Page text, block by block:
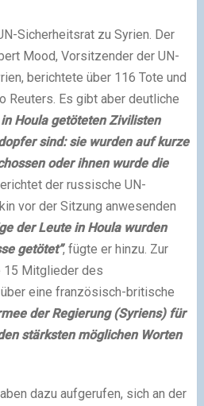
Sicherheitsrat zu Syrien. Der
Mood, Vorsitzender der UN-
berichtete über 116 Tote und
Reuters. Es gibt aber deutliche
Houla getöteten Zivilisten
sind: sie wurden auf kurze
oder ihnen wurde die
der russische UN-
vor der Sitzung anwesenden
der Leute in Houla wurden
getötet”, fügte er hinzu. Zur
15 Mitglieder des
eine französisch-britische
der Regierung (Syriens) für
stärksten möglichen Worten
dazu aufgerufen, sich an der